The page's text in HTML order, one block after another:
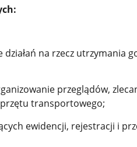
na rzecz utrzymania
przeglądów,
transportowego;
ewidencji, rejestracji i